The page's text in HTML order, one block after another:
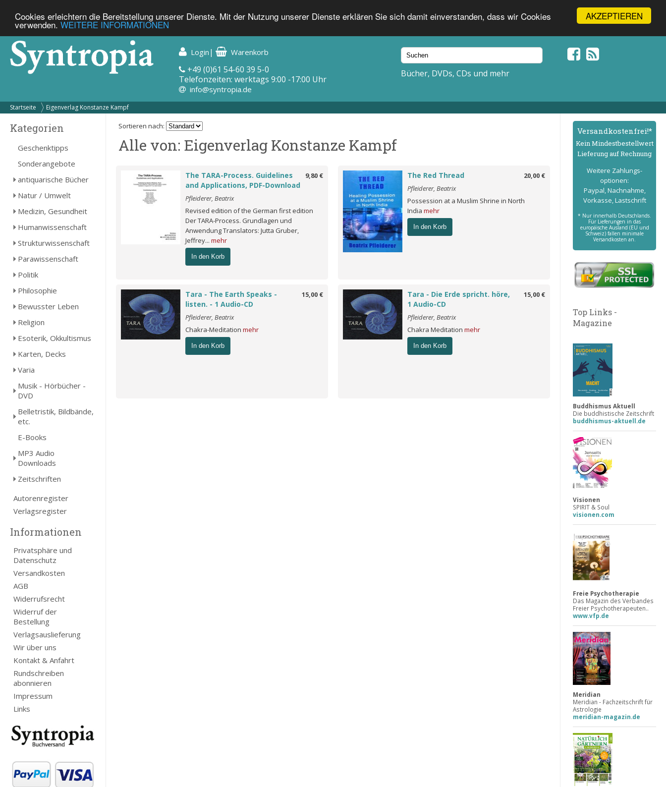
AKZEPTIEREN
Cookies erleichtern die Bereitstellung unserer Dienste. Mit der Nutzung unserer Dienste erklären Sie sich damit einverstanden, dass wir Cookies
verwenden. WEITERE INFORMATIONEN
Login | Warenkorb
+49 (0)61 54-60 39 5-0
Telefonzeiten: werktags 9:00 -17:00 Uhr
info@syntropia.de
Bücher, DVDs, CDs und mehr
Startseite Eigenverlag Konstanze Kampf
Kategorien
Geschenktipps
Sonderangebote
antiquarische Bücher
Natur / Umwelt
Medizin, Gesundheit
Humanwissenschaft
Strukturwissenschaft
Parawissenschaft
Politik
Philosophie
Bewusster Leben
Religion
Esoterik, Okkultismus
Karten, Decks
Varia
Musik - Hörbücher -
DVD
Belletristik, Bildbände,
etc.
E-Books
MP3 Audio
Downloads
Zeitschriften
Autorenregister
Verlagsregister
Informationen
Privatsphäre und
Datenschutz
Versandkosten
AGB
Widerrufsrecht
Widerruf der
Bestellung
Verlagsauslieferung
Wir über uns
Kontakt & Anfahrt
Rundschreiben
abonnieren
Impressum
Links
Sortieren nach:
Alle von: Eigenverlag Konstanze Kampf
9,80 €
The TARA-Process. Guidelines
and Applications, PDF-Download
Pfleiderer, Beatrix
Revised edition of the German first edition
Der TARA-Process. Grundlagen und
Anwendung Translators: Jutta Gruber,
Jeffrey... mehr
In den Korb
20,00 €
The Red Thread
Pfleiderer, Beatrix
Possession at a Muslim Shrine in North
India mehr
In den Korb
15,00 €
Tara - The Earth Speaks -
listen. - 1 Audio-CD
Pfleiderer, Beatrix
Chakra-Meditation mehr
In den Korb
15,00 €
Tara - Die Erde spricht. höre,
1 Audio-CD
Pfleiderer, Beatrix
Chakra Meditation mehr
In den Korb
Versand­kostenfrei!*
Kein Mindest­bestell­wert
Lieferung auf Rechnung
Weitere Zahlungs­
optionen:
Paypal, Nachnahme,
Vorkasse, Lastschrift
* Nur innerhalb Deutschlands.
Für Lieferungen in das
europäische Ausland (EU und
Schweiz) fallen minimale
Versandkosten an.
Top Links -
Magazine
Buddhismus Aktuell
Die buddhistische Zeitschrift
buddhismus-aktuell.de
Visionen
SPIRIT & Soul
visionen.com
Freie Psychotherapie
Das Magazin des Verbandes
Freier Psychotherapeuten..
www.vfp.de
Meridian
Meridian - Fachzeitschrift für
Astrologie
meridian-magazin.de